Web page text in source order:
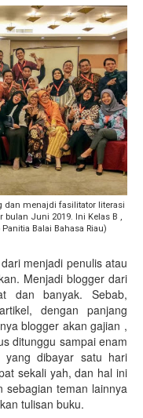
dan menajdi fasilitator literasi
bulan Juni 2019. Ini Kelas B ,
Balai Bahasa Riau)
menjadi penulis atau
Menjadi blogger dari
dan banyak. Sebab,
dengan panjang
blogger akan gajian ,
ditunggu sampai enam
yang dibayar satu hari
sekali yah, dan hal ini
sebagian teman lainnya
tulisan buku.